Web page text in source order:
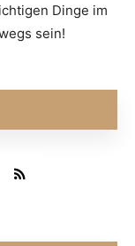
Dinge im
sein!